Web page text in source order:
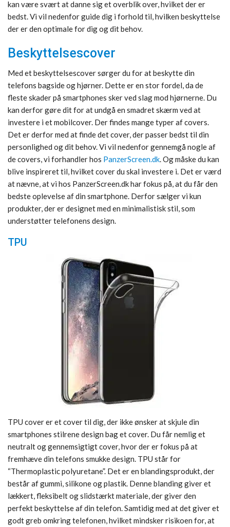
kan være svært at danne sig et overblik over, hvilket der er
bedst. Vi vil nedenfor guide dig i forhold til, hvilken beskyttelse
der er den optimale for dig og dit behov.
Beskyttelsescover
Med et beskyttelsescover sørger du for at beskytte din
telefons bagside og hjørner. Dette er en stor fordel, da de
fleste skader på smartphones sker ved slag mod hjørnerne. Du
kan derfor gøre dit for at undgå en smadret skærm ved at
investere i et mobilcover. Der findes mange typer af covers.
Det er derfor med at finde det cover, der passer bedst til din
personlighed og dit behov. Vi vil nedenfor gennemgå nogle af
de covers, vi forhandler hos PanzerScreen.dk. Og måske du kan
blive inspireret til, hvilket cover du skal investere i. Det er værd
at nævne, at vi hos PanzerScreen.dk har fokus på, at du får den
bedste oplevelse af din smartphone. Derfor sælger vi kun
produkter, der er designet med en minimalistisk stil, som
understøtter telefonens design.
TPU
TPU cover er et cover til dig, der ikke ønsker at skjule din
smartphones stilrene design bag et cover. Du får nemlig et
neutralt og gennemsigtigt cover, hvor der er fokus på at
fremhæve din telefons smukke design. TPU står for
“Thermoplastic polyuretane”. Det er en blandingsprodukt, der
består af gummi, silikone og plastik. Denne blanding giver et
lækkert, fleksibelt og slidstærkt materiale, der giver den
perfekt beskyttelse af din telefon. Samtidig med at det giver et
godt greb omkring telefonen, hvilket mindsker risikoen for, at